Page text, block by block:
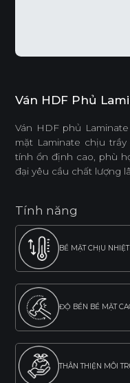
Ván HDF Phủ
Ván HDF phủ
mặt Laminate chịu
tính ổn định cao, phù
đại yêu cầu chất lượng
Tính năng
BỀ MẶT CHỊU NHIỆT
ĐỘ BỀN BỀ MẶT
THÂN THIỆN MÔI